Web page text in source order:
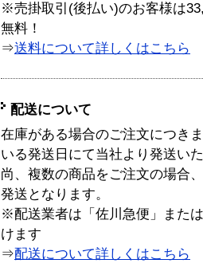
※売掛取引(後払い)のお客様は
無料！
⇒送料について詳しくはこちら
配送について
在庫がある場合のご注文につき
いる発送日にて当社より発送い
尚、複数の商品をご注文の場合
発送となります。
※配送業者は「佐川急便」また
けます
⇒配送について詳しくはこちら